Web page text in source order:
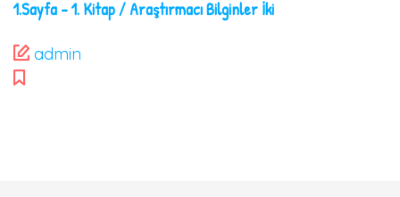
1.Sayfa – 1. Kitap / Araştırmacı Bilginler İki
admin